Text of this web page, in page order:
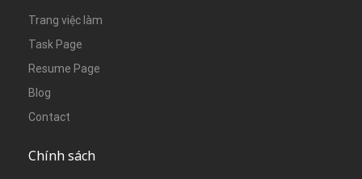
Trang việc làm
Task Page
Resume Page
Blog
Contact
Chính sách